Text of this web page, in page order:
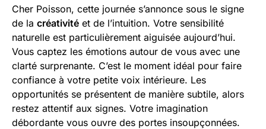
Cher Poisson, cette journée s’annonce sous le signe
de la créativité et de l’intuition. Votre sensibilité
naturelle est particulièrement aiguisée aujourd’hui.
Vous captez les émotions autour de vous avec une
clarté surprenante. C’est le moment idéal pour faire
confiance à votre petite voix intérieure. Les
opportunités se présentent de manière subtile, alors
restez attentif aux signes. Votre imagination
débordante vous ouvre des portes insoupçonnées.